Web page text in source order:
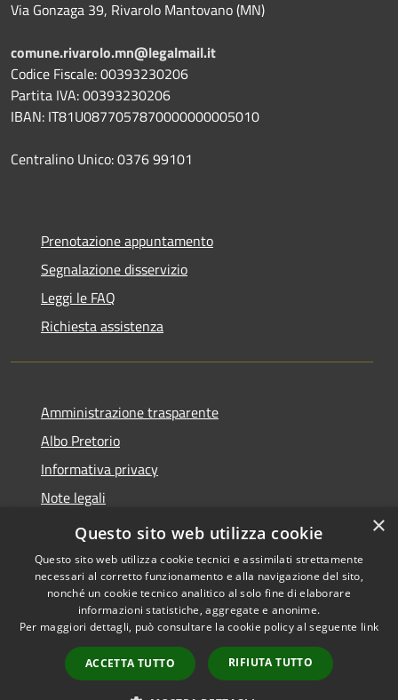
Via Gonzaga 39, Rivarolo Mantovano (MN)
comune.rivarolo.mn@legalmail.it
Codice Fiscale: 00393230206
Partita IVA: 00393230206
IBAN: IT81U0877057870000000005010
Centralino Unico: 0376 99101
Prenotazione appuntamento
Segnalazione disservizio
Leggi le FAQ
Richiesta assistenza
Amministrazione trasparente
Albo Pretorio
Informativa privacy
Note legali
Dichiarazione di accessibilità
Accessibilità
Copyright © 2026 • Comune di
Rivarolo Mantovano • Powered
byMunicipium
Accesso
redazione
×
Questo sito web utilizza cookie
Questo sito web utilizza cookie tecnici e assimilati strettamente
necessari al corretto funzionamento e alla navigazione del sito,
nonché un cookie tecnico analitico al solo fine di elaborare
informazioni statistiche, aggregate e anonime.
Per maggiori dettagli, può consultare la cookie policy al seguente link
ACCETTA TUTTO RIFIUTA TUTTO